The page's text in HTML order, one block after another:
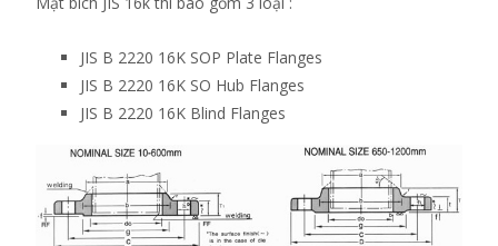
JIS B 2220 16K SOP Plate Flanges
JIS B 2220 16K SO Hub Flanges
JIS B 2220 16K Blind Flanges